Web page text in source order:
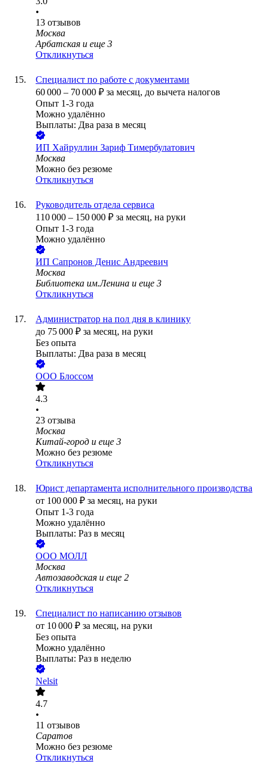
•
13 отзывов
Москва
Арбатская и еще 3
Откликнуться
Специалист по работе с документами
60 000 – 70 000 ₽ за месяц, до вычета налогов
Опыт 1-3 года
Можно удалённо
Выплаты: Два раза в месяц
ИП Хайруллин Зариф Тимербулатович
Москва
Можно без резюме
Откликнуться
Руководитель отдела сервиса
110 000 – 150 000 ₽ за месяц, на руки
Опыт 1-3 года
Можно удалённо
ИП Сапронов Денис Андреевич
Москва
Библиотека им.Ленина и еще 3
Откликнуться
Администратор на пол дня в клинику
до 75 000 ₽ за месяц, на руки
Без опыта
Выплаты: Два раза в месяц
ООО Блоссом
4.3
•
23 отзыва
Москва
Китай-город и еще 3
Можно без резюме
Откликнуться
Юрист департамента исполнительного производства
от 100 000 ₽ за месяц, на руки
Опыт 1-3 года
Можно удалённо
Выплаты: Раз в месяц
ООО МОЛЛ
Москва
Автозаводская и еще 2
Откликнуться
Специалист по написанию отзывов
от 10 000 ₽ за месяц, на руки
Без опыта
Можно удалённо
Выплаты: Раз в неделю
Nelsit
4.7
•
11 отзывов
Саратов
Можно без резюме
Откликнуться